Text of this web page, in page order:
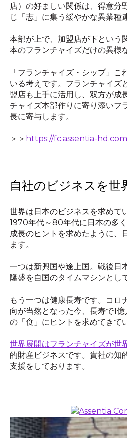
店）の好ましい関係は、得意分
じ「志」に集う緩やかな異業種
本部が上で、加盟店が下という
本のフランチャイズだけの異様
「フランチャイズ・シップ」こ
いる考えです。フランチャイズ
盟店も上手に活用し、双方が成
チャイズ本部作りに寄り添いフ
長に寄与します。
＞＞ https://fc.assentia-
自社のビジネスを世
世界は日本のビジネスを求めて
1970年代～80年代に日本の多
成長のヒントを求めたように、
ます。
一つは新興国や途上国。戦後日
隆盛を自国のタイムマシンとし
もう一つは健康長寿です。コロ
向が当然となった今、長寿で1
の「食」にヒントを求めてきて
世界展開はフランチャイズが世
的財産ビジネスです。貴社の知
支援をしております。